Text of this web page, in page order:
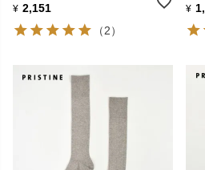
¥ 2,151
（2）
¥